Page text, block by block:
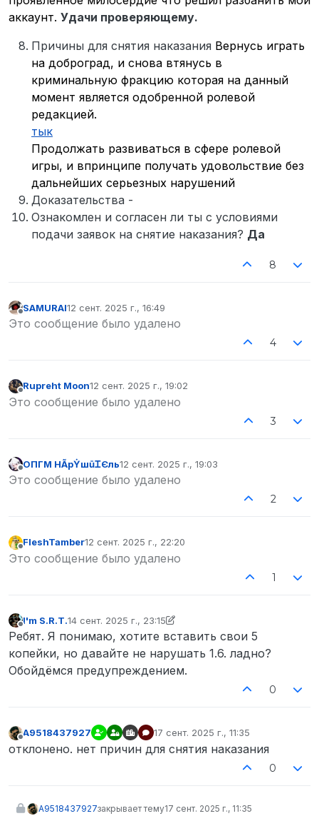
аккаунт. Удачи проверяющему.
Причины для снятия наказания Вернусь играть
на доброград, и снова втянусь в
криминальную фракцию которая на данный
момент является одобренной ролевой
редакцией.
тык
Продолжать развиваться в сфере ролевой
игры, и впринципе получать удовольствие без
дальнейших серьезных нарушений
Доказательства -
Ознакомлен и согласен ли ты с условиями
подачи заявок на снятие наказания? Да
8
Не в сети
SAMURAI12 сент. 2025 г., 16:49
отредактировано
Это сообщение было удалено
4
Не в сети
Rupreht Moon12 сент. 2025 г., 19:02
отредактировано
Это сообщение было удалено
3
Не в сети
ОПГМ НÃpẎшūᏆЄль12 сент. 2025 г., 19:03
отредактировано
Это сообщение было удалено
2
Не в сети
FleshTamber12 сент. 2025 г., 22:20
отредактировано
Это сообщение было удалено
1
Не в сети
I'm S.R.T.14 сент. 2025 г., 23:15
отредактировано I'm S.R.T.
Ребят. Я понимаю, хотите вставить свои 5
копейки, но давайте не нарушать 1.6. ладно?
Обойдёмся предупреждением.
0
A9518437927 17 сент. 2025 г., 11:35
отредактировано
отклонено. нет причин для снятия наказания
0
A9518437927закрывает тему17 сент. 2025 г., 11:35